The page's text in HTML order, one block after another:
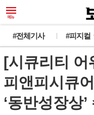
#전체기사 #피지컬
[시큐리티 어
피앤피시큐
‘동반성장상’